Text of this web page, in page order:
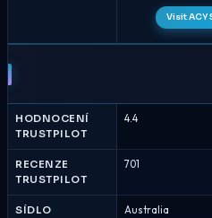
Securities
vs
Axi
brokerů
Srpen
2026
Visit ACY
HODNOCENÍ
TRUSTPILOT
4.4
RECENZE
TRUSTPILOT
701
SÍDLO Australia